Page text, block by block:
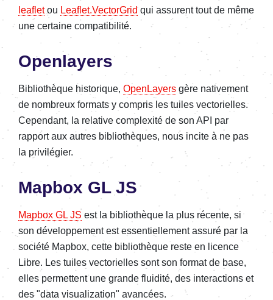
leafletou Leaflet.VectorGridqui assurent tout de même
une certaine compatibilité.
Openlayers
Bibliothèque historique, OpenLayers gère nativement
de nombreux formats y compris les tuiles vectorielles.
Cependant, la relative complexité de son API par
rapport aux autres bibliothèques, nous incite à ne pas
la privilégier.
Mapbox GL JS
Mapbox GL JS est la bibliothèque la plus récente, si
son développement est essentiellement assuré par la
société Mapbox, cette bibliothèque reste en licence
Libre. Les tuiles vectorielles sont son format de base,
elles permettent une grande fluidité, des interactions et
des "data visualization" avancées.